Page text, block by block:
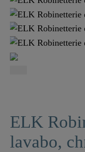
ELK
lavabo,